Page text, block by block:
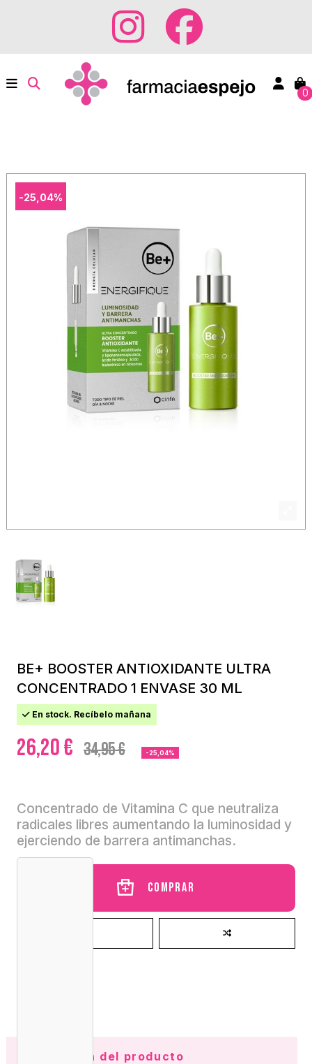
0
-25,04%
BE+ BOOSTER ANTIOXIDANTE ULTRA
CONCENTRADO 1 ENVASE 30 ML
En stock. Recíbelo mañana
26,20 € 34,95 € -25,04%
Concentrado de Vitamina C que neutraliza
radicales libres aumentando la luminosidad y
ejerciendo de barrera antimanchas.
Comprar
Información del producto